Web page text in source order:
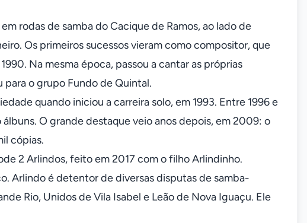
rodas de samba do Cacique de Ramos, ao lado de
Os primeiros sucessos vieram como compositor, que
Na mesma época, passou a cantar as próprias
o grupo Fundo de Quintal.
quando iniciou a carreira solo, em 1993. Entre 1996 e
O grande destaque veio anos depois, em 2009: o
cópias.
2 Arlindos, feito em 2017 com o filho Arlindinho.
Arlindo é detentor de diversas disputas de samba-
Rio, Unidos de Vila Isabel e Leão de Nova Iguaçu. Ele